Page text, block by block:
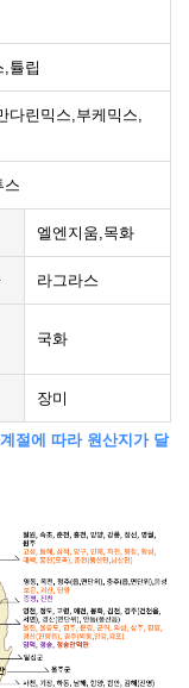
튤립
다린믹스,부케믹스,
스
엘엔지움,목화
라그라스
국화
장미
절에 따라 원산지가 달